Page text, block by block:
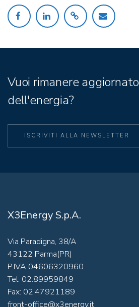
Vuoi rimanere
dell'energia?
ISCRIVITI ALLA NEWSLETTER
X3Energy S.p.A.
Via Paradigna, 38/A
43122 Parma(PR)
P.IVA 04606320960
Tel. 02.89959849
Fax: 02.47921189
front-office@x3energy.it